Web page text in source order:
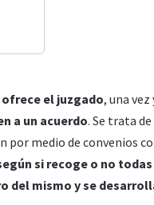
el juzgado, una
a un acuerdo. Se trata
medio de convenios
si recoge o no
del mismo y se